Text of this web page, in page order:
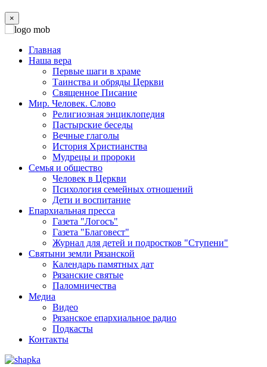
×
Главная
Наша вера
Первые шаги в храме
Таинства и обряды Церкви
Священное Писание
Мир. Человек. Слово
Религиозная энциклопедия
Пастырские беседы
Вечные глаголы
История Христианства
Мудрецы и пророки
Семья и общество
Человек в Церкви
Психология семейных отношений
Дети и воспитание
Епархиальная пресса
Газета "Логосъ"
Газета "Благовест"
Журнал для детей и подростков "Ступени"
Святыни земли Рязанской
Календарь памятных дат
Рязанские святые
Паломничества
Медиа
Видео
Рязанское епархиальное радио
Подкасты
Контакты